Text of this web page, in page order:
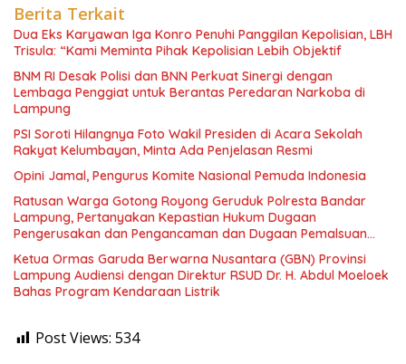
Berita Terkait
Dua Eks Karyawan Iga Konro Penuhi Panggilan Kepolisian, LBH
Trisula: “Kami Meminta Pihak Kepolisian Lebih Objektif
BNM RI Desak Polisi dan BNN Perkuat Sinergi dengan
Lembaga Penggiat untuk Berantas Peredaran Narkoba di
Lampung
PSI Soroti Hilangnya Foto Wakil Presiden di Acara Sekolah
Rakyat Kelumbayan, Minta Ada Penjelasan Resmi
Opini Jamal, Pengurus Komite Nasional Pemuda Indonesia
Ratusan Warga Gotong Royong Geruduk Polresta Bandar
Lampung, Pertanyakan Kepastian Hukum Dugaan
Pengerusakan dan Pengancaman dan Dugaan Pemalsuan
Ketua Ormas Garuda Berwarna Nusantara (GBN) Provinsi
Lampung Audiensi dengan Direktur RSUD Dr. H. Abdul Moeloek
Bahas Program Kendaraan Listrik
Post Views: 534